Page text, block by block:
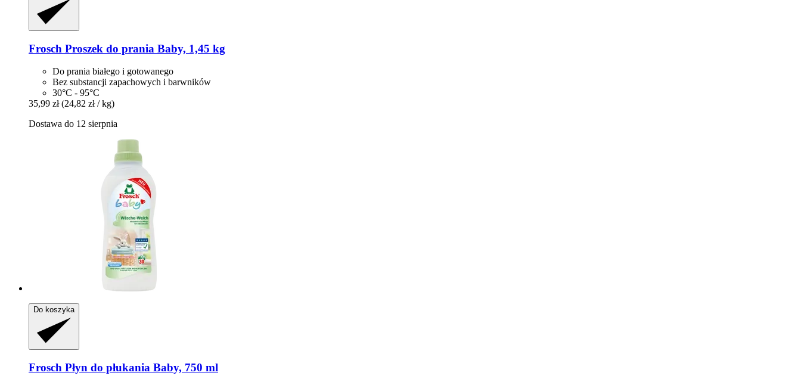
Frosch Proszek do prania Baby, 1,45 kg
Do prania białego i gotowanego
Bez substancji zapachowych i barwników
30°C - 95°C
35,99 zł (24,82 zł / kg)
Dostawa do 12 sierpnia
Do koszyka
Frosch Płyn do płukania Baby, 750 ml